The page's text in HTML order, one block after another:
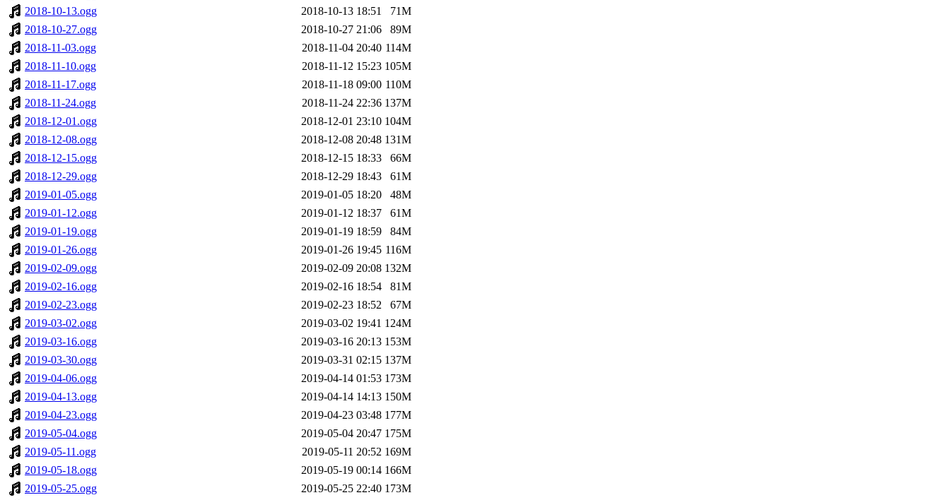
2018-10-13.ogg
2018-10-13 18:51
71M
2018-10-27.ogg
2018-10-27 21:06
89M
2018-11-03.ogg
2018-11-04 20:40 114M
2018-11-10.ogg
2018-11-12 15:23 105M
2018-11-17.ogg
2018-11-18 09:00 110M
2018-11-24.ogg
2018-11-24 22:36 137M
2018-12-01.ogg
2018-12-01 23:10 104M
2018-12-08.ogg
2018-12-08 20:48 131M
2018-12-15.ogg
2018-12-15 18:33
66M
2018-12-29.ogg
2018-12-29 18:43
61M
2019-01-05.ogg
2019-01-05 18:20
48M
2019-01-12.ogg
2019-01-12 18:37
61M
2019-01-19.ogg
2019-01-19 18:59
84M
2019-01-26.ogg
2019-01-26 19:45 116M
2019-02-09.ogg
2019-02-09 20:08 132M
2019-02-16.ogg
2019-02-16 18:54
81M
2019-02-23.ogg
2019-02-23 18:52
67M
2019-03-02.ogg
2019-03-02 19:41 124M
2019-03-16.ogg
2019-03-16 20:13 153M
2019-03-30.ogg
2019-03-31 02:15 137M
2019-04-06.ogg
2019-04-14 01:53 173M
2019-04-13.ogg
2019-04-14 14:13 150M
2019-04-23.ogg
2019-04-23 03:48 177M
2019-05-04.ogg
2019-05-04 20:47 175M
2019-05-11.ogg
2019-05-11 20:52 169M
2019-05-18.ogg
2019-05-19 00:14 166M
2019-05-25.ogg
2019-05-25 22:40 173M